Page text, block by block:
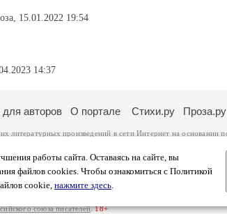
15.01.2022 19:54
14:37
работы сайта. Оставаясь на сайте, вы
файлов cookies. Чтобы ознакомиться с Политикой
cookie, нажмите здесь.
авторов О портале Стихи.ру Проза.ру
литературных произведений в сети Интернет на основании
произведений возможна только с согласия его автора, к
основании
законодательства
можете посмотреть более подробнуюинформацию о портале
в общей сумме просматривают более полумиллиона
количество просмотров и количество посетителей.
союза писателей.18+